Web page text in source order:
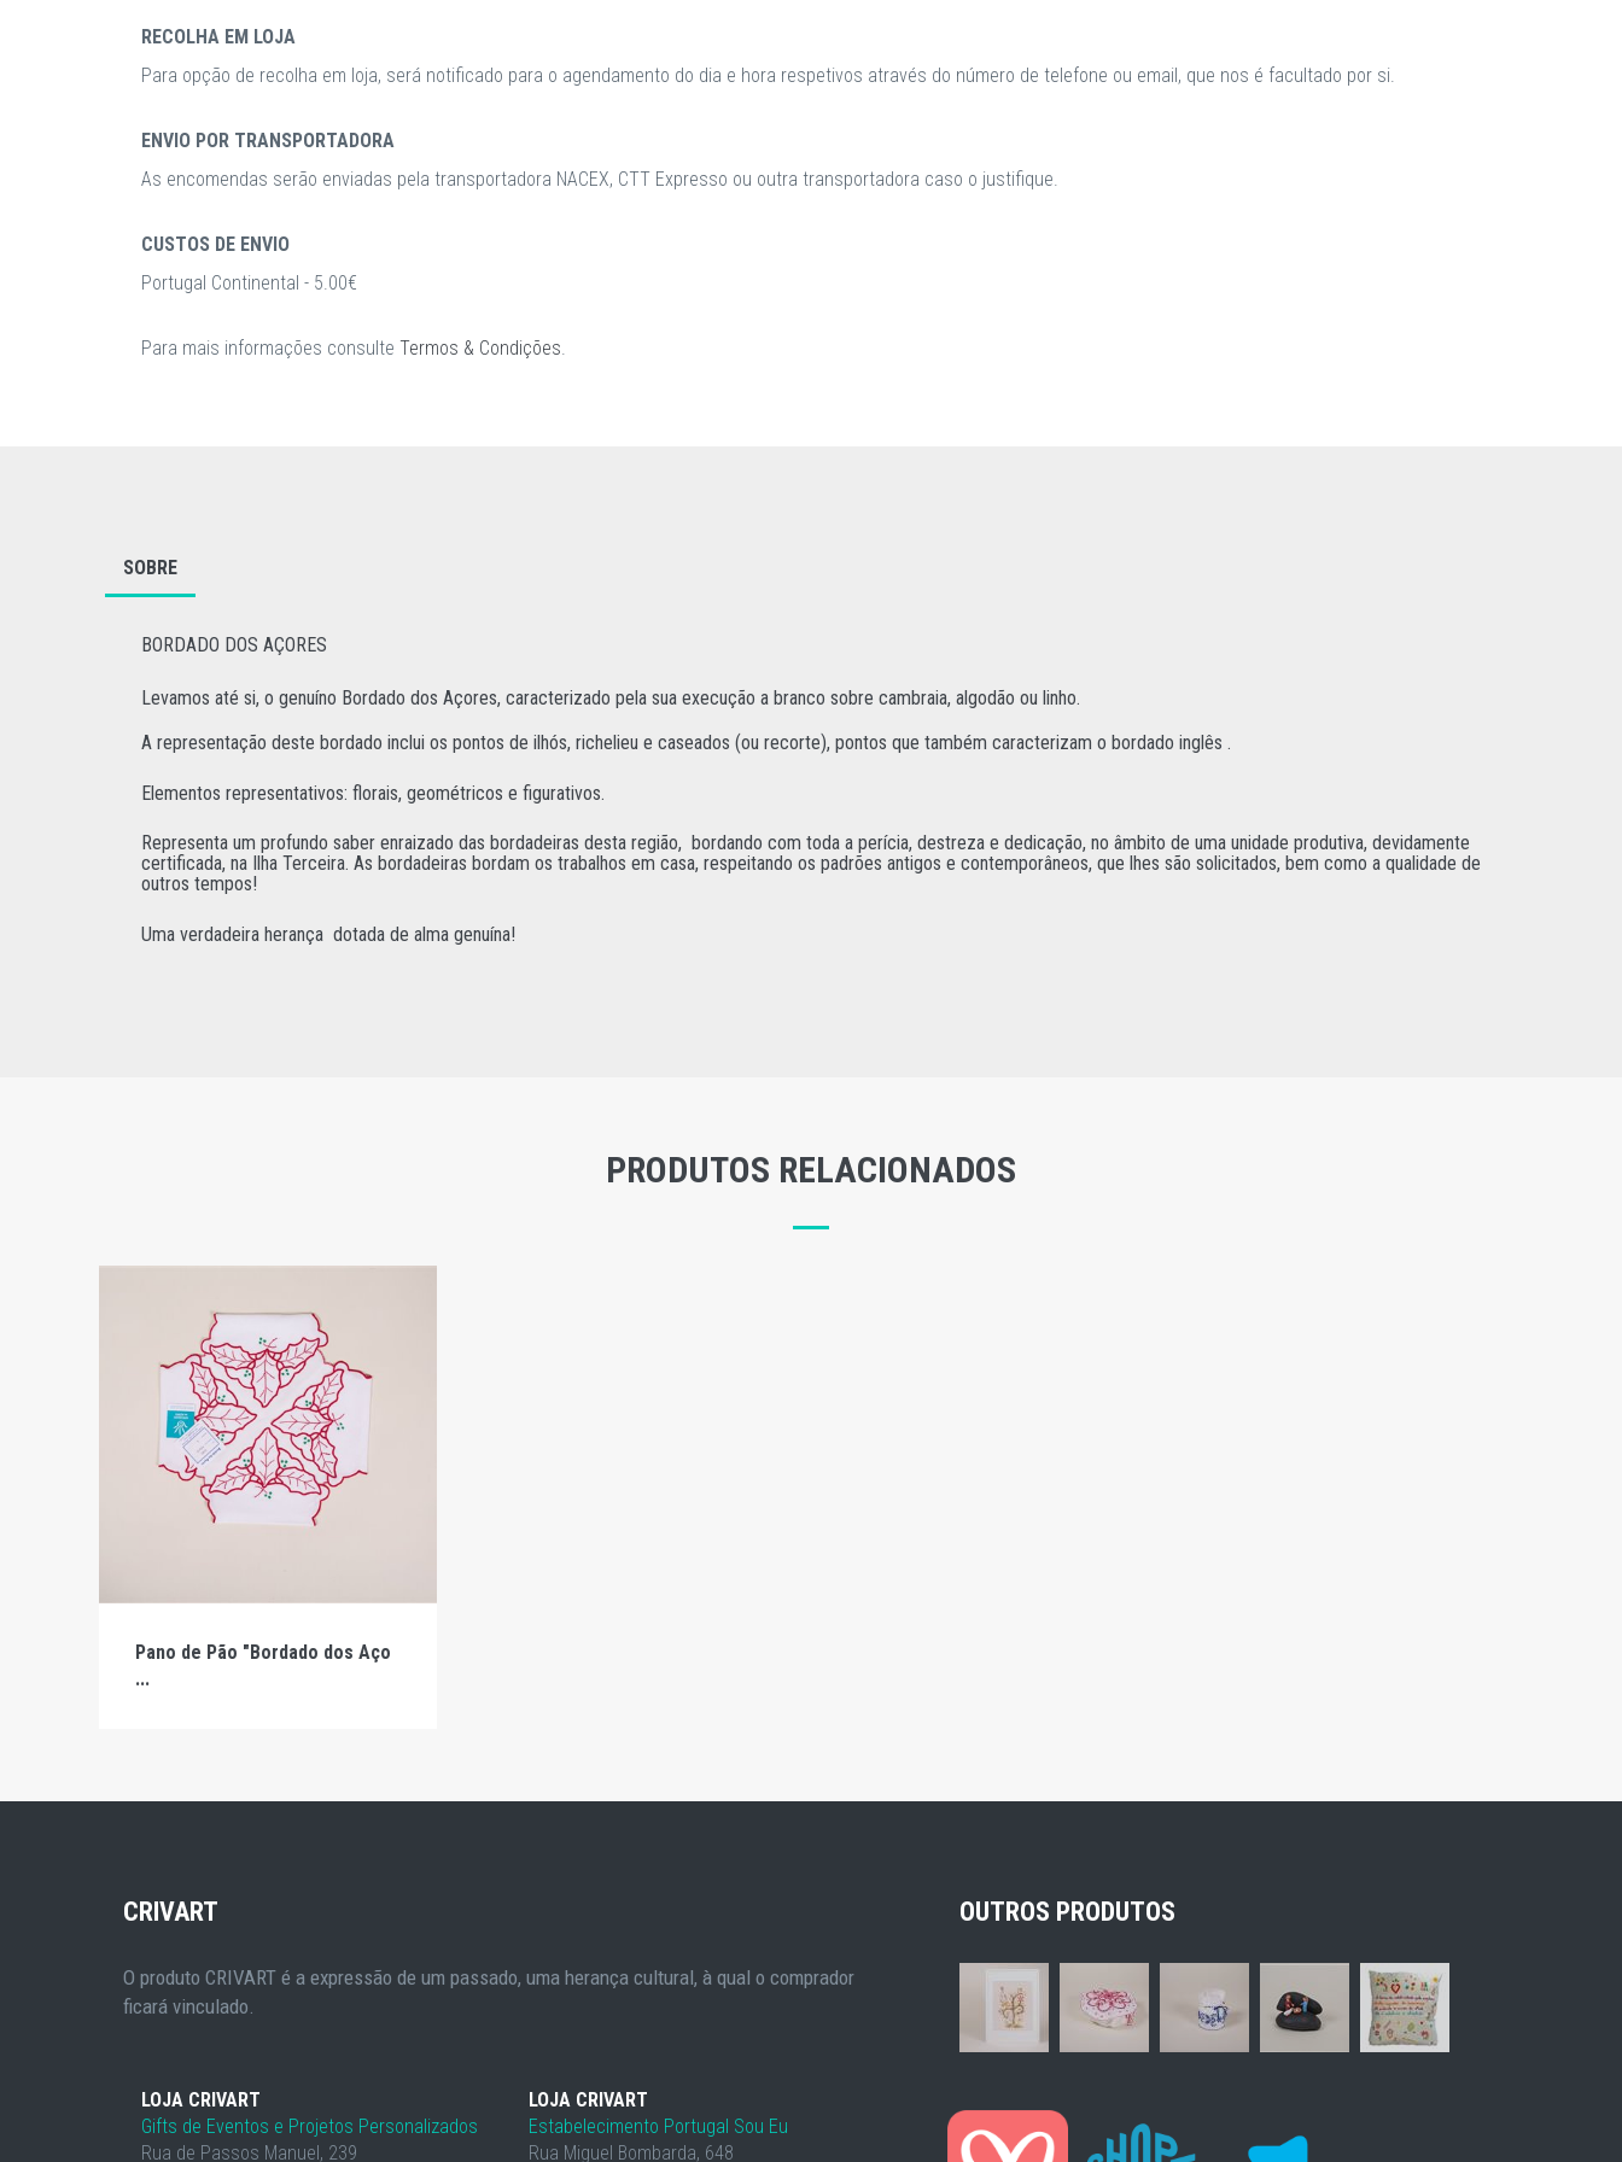
RECOLHA EM LOJA
Para opção de recolha em loja, será notificado para o agendamento do dia e hora respetivos através do número de telefone ou email, que nos é facultado por si.
ENVIO POR TRANSPORTADORA
As encomendas serão enviadas pela transportadora NACEX, CTT Expresso ou outra transportadora caso o justifique.
CUSTOS DE ENVIO
Portugal Continental - 5.00€
Para mais informações consulte Termos & Condições.
SOBRE
BORDADO DOS AÇORES
Levamos até si, o genuíno Bordado dos Açores, caracterizado pela sua execução a branco sobre cambraia, algodão ou linho.
A representação deste bordado inclui os pontos de ilhós, richelieu e caseados (ou recorte), pontos que também caracterizam o bordado inglês .
Elementos representativos: florais, geométricos e figurativos.
Representa um profundo saber enraizado das bordadeiras desta região, bordando com toda a perícia, destreza e dedicação, no âmbito de uma unidade produtiva, devidamente
certificada, na Ilha Terceira. As bordadeiras bordam os trabalhos em casa, respeitando os padrões antigos e contemporâneos, que lhes são solicitados, bem como a qualidade de
outros tempos!
Uma verdadeira herança dotada de alma genuína!
PRODUTOS RELACIONADOS
Pano de Pão "Bordado dos Aço
...
CRIVART
O produto CRIVART é a expressão de um passado, uma herança cultural, à qual o comprador
ficará vinculado.
LOJA CRIVART
Gifts de Eventos e Projetos Personalizados
Rua de Passos Manuel, 239
LOJA CRIVART
Estabelecimento Portugal Sou Eu
Rua Miguel Bombarda, 648
OUTROS PRODUTOS